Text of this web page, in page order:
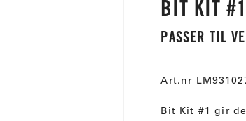
BIT KIT #1
PASSER TIL
Art.nr
Bit Kit #1 gir